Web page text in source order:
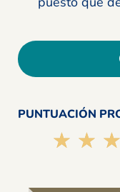
PUNTUACIÓN